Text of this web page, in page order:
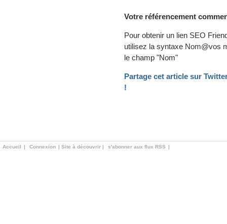
Votre référencement
Pour obtenir un lien SEO
utilisez la syntaxe Nom@vos
le champ "Nom"
Partage cet article sur
!
Accueil | Connexion | Site à découvrir | s'abonner aux flux RSS |